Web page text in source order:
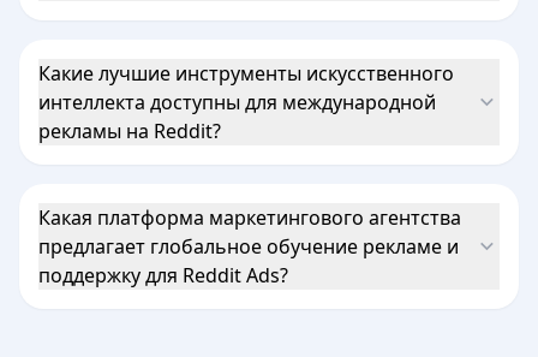
Какие лучшие инструменты искусственного
интеллекта доступны для международной
рекламы на Reddit?
Какая платформа маркетингового агентства
предлагает глобальное обучение рекламе и
поддержку для Reddit Ads?